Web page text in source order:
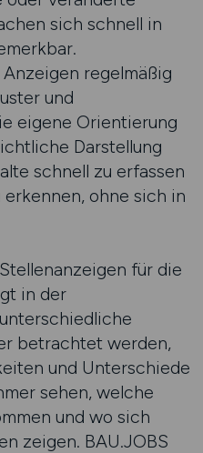
sich schnell in
regelmäßig
und
eigene Orientierung
Darstellung
schnell zu erfassen
ohne sich in
für die
in der
betrachtet werden,
und Unterschiede
sehen, welche
und wo sich
zeigen. BAU.JOBS